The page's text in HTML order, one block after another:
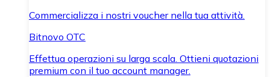
Commercializza i nostri voucher nella tua attività.
Bitnovo OTC
Effettua operazioni su larga scala. Ottieni quotazioni
premium con il tuo account manager.